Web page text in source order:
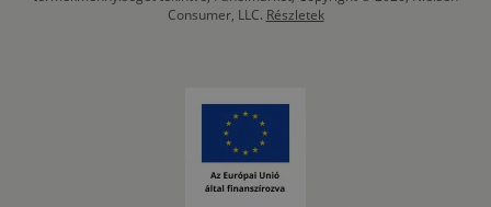
Consumer, LLC. Részletek